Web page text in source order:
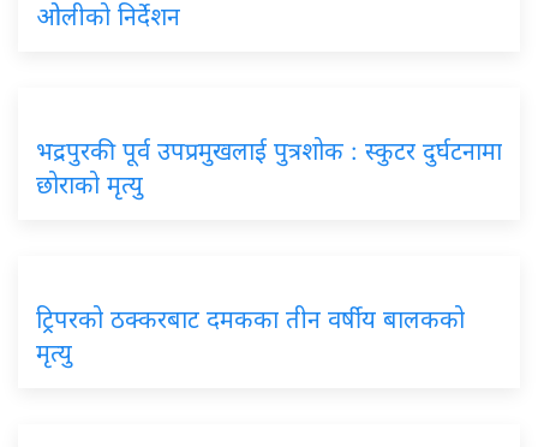
ओलीको निर्देशन
भद्रपुरकी पूर्व उपप्रमुखलाई पुत्रशोक : स्कुटर दुर्घटनामा
छोराको मृत्यु
ट्रिपरको ठक्करबाट दमकका तीन वर्षीय बालकको
मृत्यु